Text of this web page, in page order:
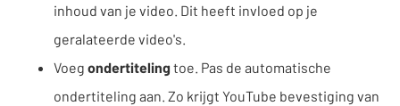
inhoud van je video. Dit heeft invloed op je
geralateerde video's.
Voeg ondertiteling toe. Pas de automatische
ondertiteling aan. Zo krijgt YouTube bevestiging van